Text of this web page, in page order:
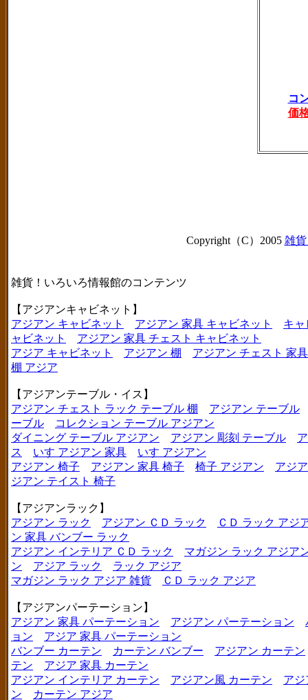
コ
価
Copyright（C）2005 雑
雑貨！いろいろ情報館のコンテンツ
【アジアンキャビネット】
アジアン キャビネット
アジアン 家具 キャビネット
キャ
ャビネット
アジアン 家具 チェスト キャビネット
アジア キャビネット
アジアン 棚
アジアン チェスト 家
棚 アジア
【アジアンテーブル・イス】
アジアン チェスト ラック テーブル 棚
アジアン テーブル
ーブル
コレクション テーブル アジアン
ダイニング テーブル アジアン
アジアン 彫刻 テーブル
ス
いす アジアン 家具
いす アジアン
アジアン 椅子
アジアン 家具 椅子 椅子 アジアン
アジ
ジアン テイスト 椅子
【アジアンラック】
アジアン ラック
アジアン ＣＤ ラック
ＣＤ ラック アジ
ン 家具 バンブー ラック
アジアン インテリア ＣＤ ラック
マガジン ラック アジア
ン
アジア ラック
ラック アジア
マガジン ラック アジア 雑貨
ＣＤ ラック アジア
【アジアンパーテーション】
アジアン 家具 パーテーション
アジアン パーテーション
ョン
アジア 家具 パーテーション
バンブー カーテン
カーテン バンブー
アジアン カーテン
テン
アジア 家具 カーテン
アジアン インテリア カーテン
アジアン風 カーテン
アジ
ン
カーテン アジア